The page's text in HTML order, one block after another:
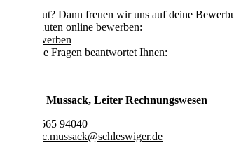
Klingt gut? Dann freuen wir uns auf deine
In 2 Minuten online bewerben:
Jetzt bewerben
Fachliche Fragen beantwortet Ihnen:
Carsten Mussack, Leiter Rechnungswesen
Fon: 04665 94040
c.mussack@schleswiger.de